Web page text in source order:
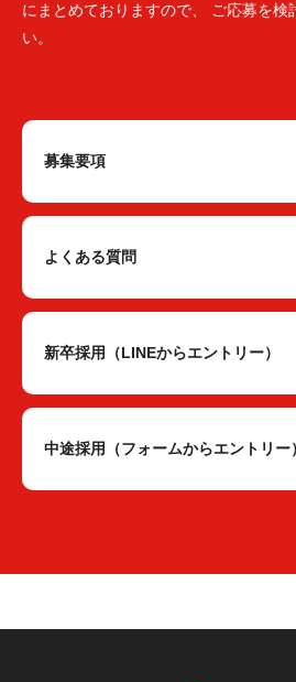
にまとめておりますので、 ご応募を検
い。
募集要項
よくある質問
新卒採用（LINEからエントリー）
中途採用（フォームからエントリー）